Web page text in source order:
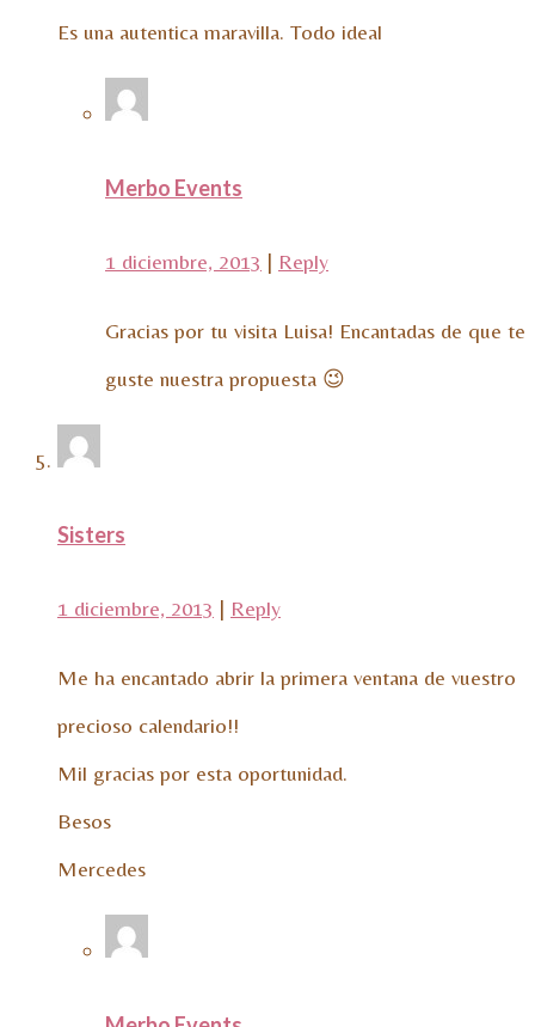
Es una autentica maravilla. Todo ideal
Merbo Events
1 diciembre, 2013 | Reply
Gracias por tu visita Luisa! Encantadas de que te
guste nuestra propuesta 😉
Sisters
1 diciembre, 2013 | Reply
Me ha encantado abrir la primera ventana de vuestro
precioso calendario!!
Mil gracias por esta oportunidad.
Besos
Mercedes